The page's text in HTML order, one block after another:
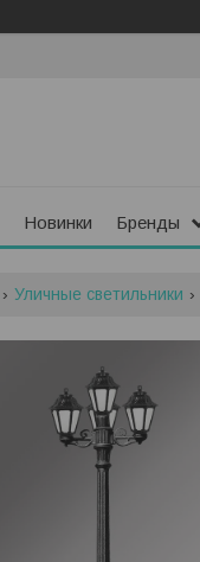
Новинки Бренды
Уличные светильники